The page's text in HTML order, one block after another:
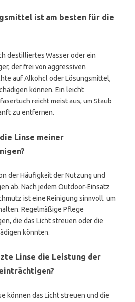
ist am besten für die
destilliertes Wasser oder ein
der frei von aggressiven
auf Alkohol oder Lösungsmittel,
können. Ein leicht
reicht meist aus, um Staub
zu entfernen.
Linse meiner
der Häufigkeit der Nutzung und
ab. Nach jedem Outdoor-Einsatz
ist eine Reinigung sinnvoll, um
Regelmäßige Pflege
die das Licht streuen oder die
könnten.
Linse die Leistung der
können das Licht streuen und die